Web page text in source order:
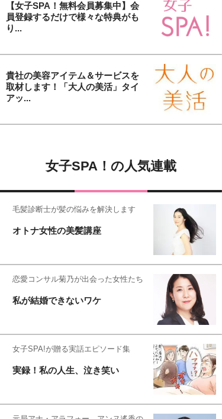
【女子SPA！無料会員募集中】会
員登録するだけで様々な特典がも
り...
貴社の美容アイテム＆サービスを
取材します！「大人の美活」タイ
アッ...
女子SPA！の人気連載
毛髪診断士が髪の悩みを解決します
オトナ女性の美髪講座
恋愛コンサル菊乃が出会った女性たち
私が結婚できないワケ
女子SPA!が贈る実話エピソード集
実録！私の人生、泣き笑い